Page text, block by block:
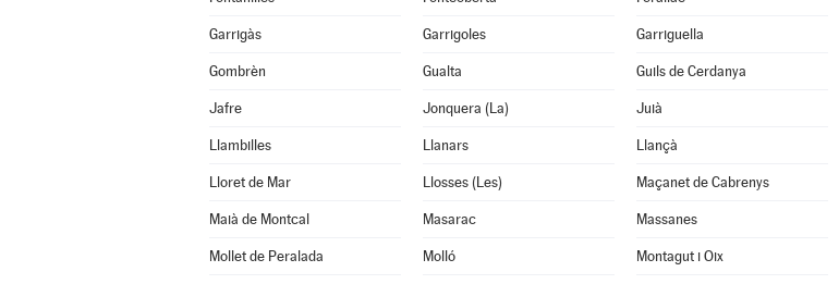
Garrigàs Garrigoles Garriguella
Gombrèn Gualta Guils de Cerdanya
Jafre Jonquera (La) Juià
Llambilles Llanars Llançà
Lloret de Mar Llosses (Les) Maçanet de Cabrenys
Maià de Montcal Masarac Massanes
Mollet de Peralada Molló Montagut i Oix